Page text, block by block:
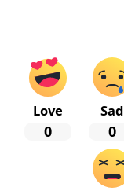
Love
0
Sad
0